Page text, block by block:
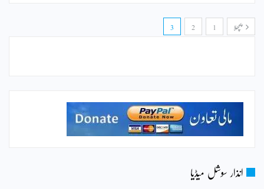
پچھلا 1
2
3
انذار سوشل میڈیا